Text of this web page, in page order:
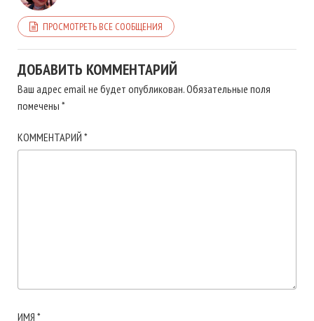
ПРОСМОТРЕТЬ ВСЕ СООБЩЕНИЯ
ДОБАВИТЬ КОММЕНТАРИЙ
Ваш адрес email не будет опубликован.Обязательные поля
помечены *
КОММЕНТАРИЙ *
ИМЯ *